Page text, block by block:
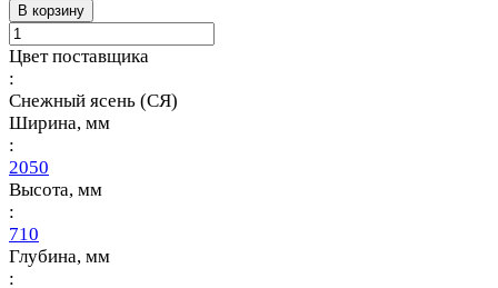
В корзину
Цвет поставщика
:
Снежный ясень (СЯ)
Ширина, мм
:
2050
Высота, мм
:
710
Глубина, мм
: